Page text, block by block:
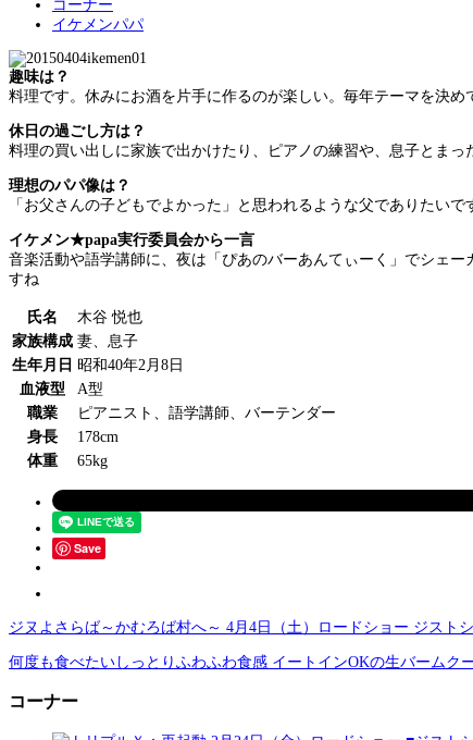
コーナー
イケメンパパ
趣味は？
料理です。休みにお酒を片手に作るのが楽しい。毎年テーマを決
休日の過ごし方は？
料理の買い出しに家族で出かけたり、ピアノの練習や、息子とまっ
理想のパパ像は？
「お父さんの子どもでよかった」と思われるような父でありたい
イケメン★papa実行委員会から一言
音楽活動や語学講師に、夜は「ぴあのバーあんてぃーく」でシェ
すね
氏名
木谷 悦也
家族構成 妻、息子
生年月日 昭和40年2月8日
血液型
A型
職業
ピアニスト、語学講師、バーテンダー
身長
178cm
体重
65kg
Save
ジヌよさらば～かむろば村へ～ 4月4日（土）ロードショー ジスト
何度も食べたいしっとりふわふわ食感 イートインOKの生バームク
コーナー